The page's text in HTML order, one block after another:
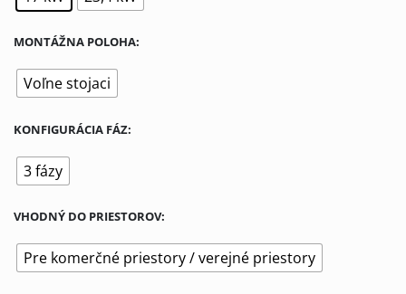
MONTÁŽNA POLOHA
Voľne stojaci
KONFIGURÁCIA FÁZ
3 fázy
VHODNÝ DO PRIESTOROV
Pre komerčné priestory / verejné priestory